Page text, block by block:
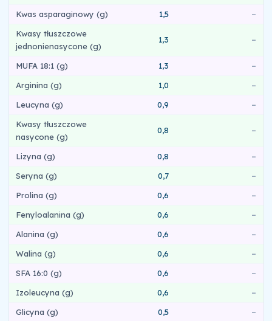
Kwas asparaginowy (g)
1,5
–
Kwasy tłuszczowe
jednonienasycone (g)
1,3 –
MUFA 18:1 (g) 1,3
–
Arginina (g)
1,0
–
Leucyna (g)
0,9
–
Kwasy tłuszczowe
nasycone (g)
0,8 –
Lizyna (g) 0,8
–
Seryna (g)
0,7
–
Prolina (g)
0,6
–
Fenyloalanina (g)
0,6
–
Alanina (g)
0,6
–
Walina (g)
0,6
–
SFA 16:0 (g)
0,6
–
Izoleucyna (g)
0,6
–
Glicyna (g)
0,5
–